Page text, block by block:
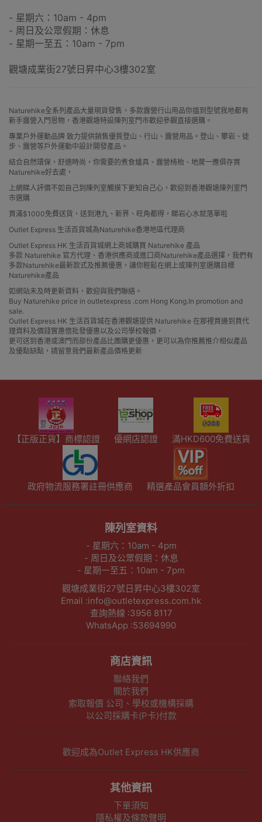
- 星期六：10am - 4pm
- 周日及公眾假期：休息
- 星期一至五：10am - 7pm
觀塘成業街27號日昇中心3樓302室
Naturehike全系列產品大量現貨發售，多款露營行山用品你搵到型號我地都有
新手露營入門恩物，香港觀塘特設陳列室門市歡迎參觀直接選購。
專業戶外運動品牌 致力提供銷售優質登山、行山、露營用品。登山、攀岩、徒
步、露營等戶外運動中設計開發產品。
結合自然環保，舒適時尚，你需要的煮食爐具、露營椅枱、地蓆一應俱存買
Naturehike好去處，
上網睇人評價不如自己到陳列室觸摸下更知自己心，歡迎到香港觀塘陳列室門
市選購
買滿$1000免費送貨，送到港九、新界、旺角都得，睇岩心水就落單啦
Outlet Express 生活百貨城為Naturehike香港地區代理商
Outlet Express HK 生活百貨城網上商城購買 Naturehike 產品
多款 Naturehike 官方代理、香港供應商或進口商Naturehike產品選擇，我們有
多款Naturehike最新款式及推薦優惠，讓你輕鬆在網上或陳列室選購目標
Naturehike產品
如網站未及時更新資料，歡迎與我們聯絡。
Buy Naturehike price in outletexpress .com Hong Kong.In promotion and
sale.
Outlet Express HK 生活百貨城在香港觀塘提供 Naturehike 在那裡買邊到買代
理資料及價錢實惠借批發優惠以及公司學校報價，
更可送到香港或澳門而部份產品比團購更優惠，更可以為你推薦推介相似產品
及優點缺點，請留意我們最新產品價格更新
【正版正貨】商標認證 優網店認證 滿HKD600免費送貨
政府物流服務署註冊供應商 精選產品會員額外折扣
陳列室資料
- 星期六：10am - 4pm
- 周日及公眾假期：休息
- 星期一至五：10am - 7pm
觀塘成業街27號日昇中心3樓302室
Email :info@outletexpress.com.hk
查詢熱線 :3956 8117
WhatsApp :53694990
商店資訊
聯絡我們
關於我們
索取報價 公司、學校或機構採購
以公司採購卡(P卡)付款
歡迎成為Outlet Express HK供應商
其他資訊
下單須知
隱私權及條款聲明